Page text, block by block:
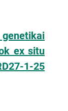
ex situ
1-25